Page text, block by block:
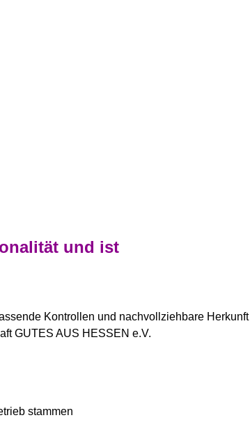
und ist
Kontrollen und nachvollziehbare Herkunft
GUTES AUS HESSEN e.V.
stammen